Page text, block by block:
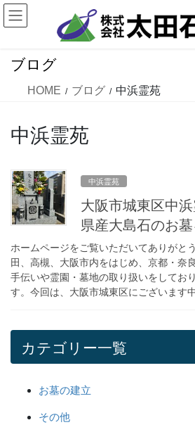
コ
ン
ナ
ビ
ブログ
HOME ブログ 中浜霊苑
中浜霊苑
中浜霊苑
大阪市城東区中
県産大島石のお墓
ホームページをご覧いただいてありがと
田、高槻、大阪市内をはじめ、京都・奈
手伝いや霊園・墓地の取り扱いをしてお
す。今回は、大阪市城東区にございます
カテゴリー一覧
お墓の建立
その他